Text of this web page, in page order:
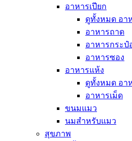
อาหารเปียก
ดูทั้งหมด อา
อาหารถาด
อาหารกระป๋
อาหารซอง
อาหารแห้ง
ดูทั้งหมด อา
อาหารเม็ด
ขนมแมว
นมสำหรับแมว
สุขภาพ